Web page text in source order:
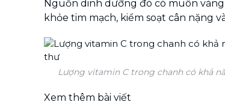
Nguồn dinh dưỡng đó có muôn
khỏe tim mạch, kiểm soạt cân nặng
Lượng vitamin C trong chanh có khả
Xem thêm bài viết